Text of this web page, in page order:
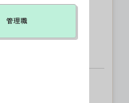
管理職